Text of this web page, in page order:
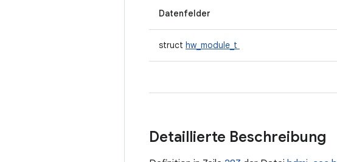
Datenfelder
struct hw_module_t
Detaillierte Beschreibung